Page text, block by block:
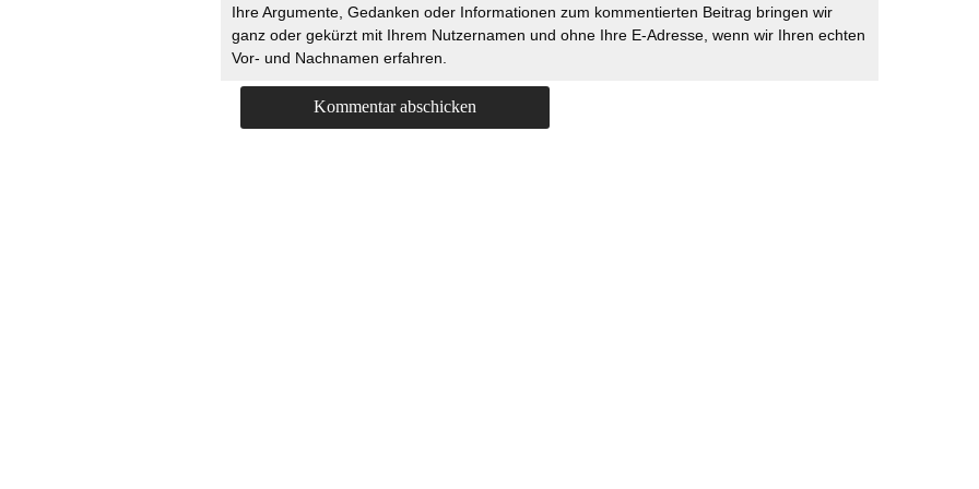
Ihre Argumente, Gedanken oder Informationen zum kommentierten Beitrag bringen wir
ganz oder gekürzt mit Ihrem Nutzernamen und ohne Ihre E-Adresse, wenn wir Ihren echten
Vor- und Nachnamen erfahren.